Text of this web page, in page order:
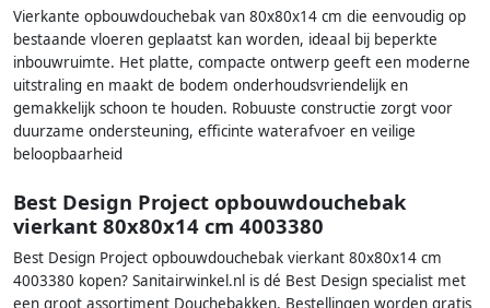
Vierkante opbouwdouchebak van 80x80x14 cm die eenvoudig op
bestaande vloeren geplaatst kan worden, ideaal bij beperkte
inbouwruimte. Het platte, compacte ontwerp geeft een moderne
uitstraling en maakt de bodem onderhoudsvriendelijk en
gemakkelijk schoon te houden. Robuuste constructie zorgt voor
duurzame ondersteuning, efficinte waterafvoer en veilige
beloopbaarheid
Best Design Project opbouwdouchebak
vierkant 80x80x14 cm 4003380
Best Design Project opbouwdouchebak vierkant 80x80x14 cm
4003380 kopen? Sanitairwinkel.nl is dé Best Design specialist met